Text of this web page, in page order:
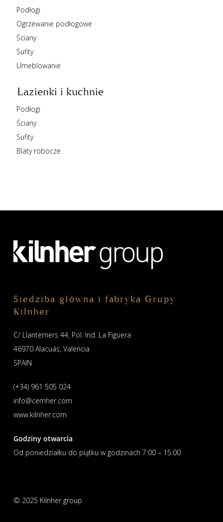
Podłogi
Ogrzewanie podłogowe
Ściany
Sufity
Umeblowanie
Łazienki i kuchnie
Podłogi
Ściany
Sufity
Blaty robocze
Siedziba główna i fabryka Grupy
Kilnher
C/ Llanterners 44, Pol. Ind. La Figuera
46970 Alacuás, Valencia
SPAIN
(+34) 961 505 024
info@cemher.com
www.kilnher.com
Godziny otwarcia
Od poniedziałku do piątku w godzinach 7:00 – 15:00
© 2025 Kilnher group